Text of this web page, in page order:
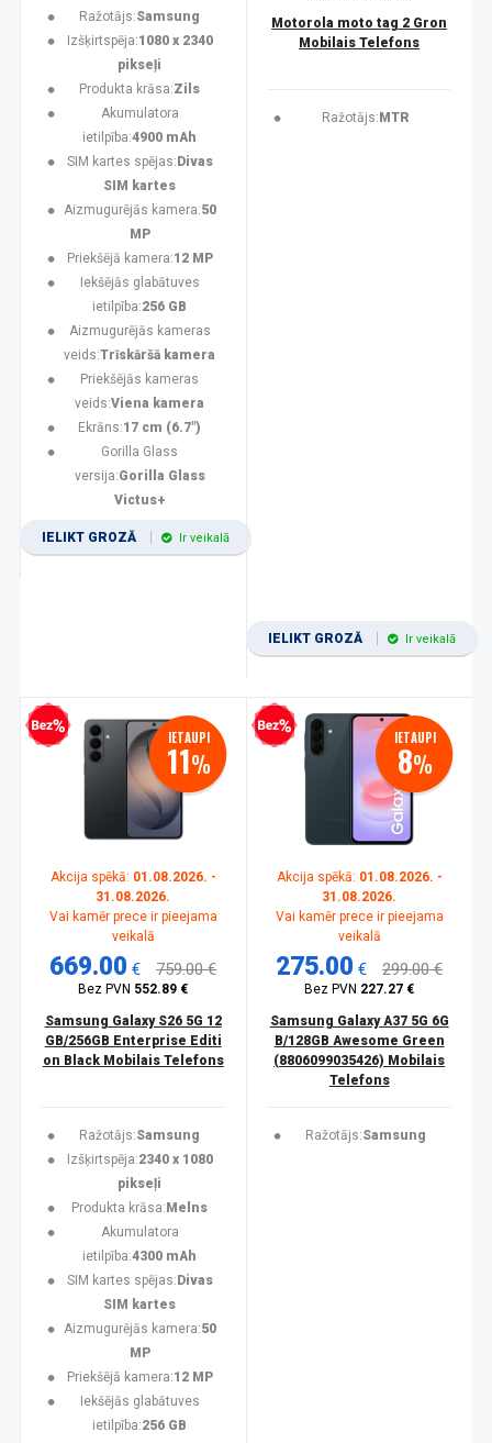
Ražotājs:Samsung
Izšķirtspēja:1080 x 2340
pikseļi
Produkta krāsa:Zils
Akumulatora
ietilpība:4900 mAh
SIM kartes spējas: Divas
SIM kartes
Aizmugurējās kamera:50
MP
Priekšējā kamera:12 MP
Iekšējās glabātuves
ietilpība:256 GB
Aizmugurējās kameras
veids:Trīskāršā kamera
Priekšējās kameras
veids:Viena kamera
Ekrāns:17 cm (6.7")
Gorilla Glass
versija:Gorilla Glass
Victus+
IELIKT GROZĀ Ir veikalā
Motorola moto tag 2 Gron
Mobilais Telefons
Ražotājs: MTR
IELIKT GROZĀ Ir veikalā
kredīts IETAUPI
11%
Akcija spēkā: 01.08.2026. -
31.08.2026.
Vai kamēr prece ir pieejama
veikalā
669.00 € 759.00 €
Bez PVN 552.89 €
Samsung Galaxy S26 5G 12
GB/256GB Enterprise Editi
on Black Mobilais Telefons
Ražotājs:Samsung
Izšķirtspēja:2340 x 1080
pikseļi
Produkta krāsa: Melns
Akumulatora
ietilpība:4300 mAh
SIM kartes spējas: Divas
SIM kartes
Aizmugurējās kamera:50
MP
Priekšējā kamera:12 MP
Iekšējās glabātuves
ietilpība:256 GB
Bezprocentu kredīts IETAUPI
8%
Akcija spēkā: 01.08.2026. -
31.08.2026.
Vai kamēr prece ir pieejama
veikalā
275.00 € 299.00 €
Bez PVN 227.27 €
Samsung Galaxy A37 5G 6G
B/128GB Awesome Green
(8806099035426) Mobilais
Telefons
Ražotājs:Samsung